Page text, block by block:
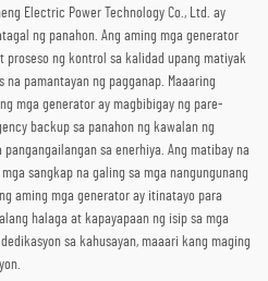
Electric Power Technology Co., Ltd. ay
ng panahon. Ang aming mga generator
proseso ng kontrol sa kalidad upang matiyak
pamantayan ng pagganap. Maaaring
mga generator ay magbibigay ng pare-
backup sa panahon ng kawalan ng
sa enerhiya. Ang matibay na
sangkap na galing sa mga nangungunang
aming mga generator ay itinatayo para
halaga at kapayapaan ng isip sa mga
sa kahusayan, maaari kang maging